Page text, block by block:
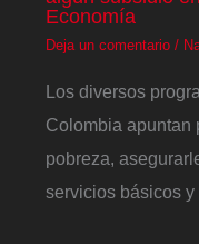
Economía
Deja un comentario /
Los diversos
Colombia apuntan
pobreza,
servicios básicos